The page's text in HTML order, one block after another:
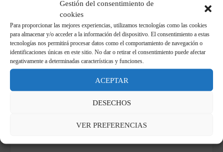
Gestión del consentimiento de
cookies
Para proporcionar las mejores experiencias, utilizamos tecnologías como las cookies
para almacenar y/o acceder a la información del dispositivo. El consentimiento a estas
tecnologías nos permitirá procesar datos como el comportamiento de navegación o
identificaciones únicas en este sitio. No dar o retirar el consentimiento puede afectar
negativamente a determinadas características y funciones.
ACEPTAR
DESECHOS
VER PREFERENCIAS
Ancona se adhiere a la Federación Europea
de Ciudades Napoleónicas
Ancona se adhiere a la Federación Europea de Ciudades